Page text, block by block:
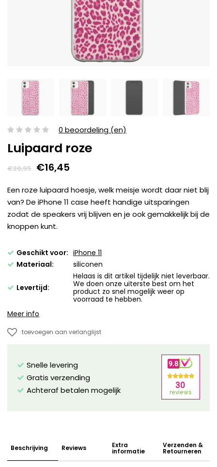
0 beoordeling (en)
Luipaard roze
€20,95 €16,45
Een roze luipaard hoesje, welk meisje wordt daar niet blij
van? De iPhone 11 case heeft handige uitsparingen
zodat de speakers vrij blijven en je ook gemakkelijk bij de
knoppen kunt.
Geschikt voor: iPhone 11
Materiaal:
siliconen
Levertijd:
Helaas is dit artikel tijdelijk niet leverbaar.
We doen onze uiterste best om het
product zo snel mogelijk weer op
voorraad te hebben.
Meer info
toevoegen aan verlanglijst
Snelle levering
Gratis verzending
Achteraf betalen mogelijk
Beschrijving Reviews Extra
informatie
Verzenden &
Retourneren